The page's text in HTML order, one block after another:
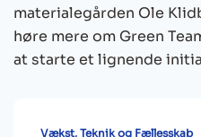
materialegården Ole
høre mere om Green
at starte et lignende
Vækst, Teknik og Fællesskab